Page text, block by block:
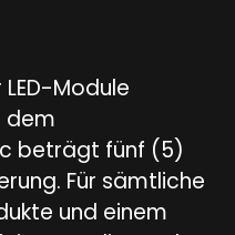
LED-Module
dem
beträgt fünf (5)
Für sämtliche
und einem